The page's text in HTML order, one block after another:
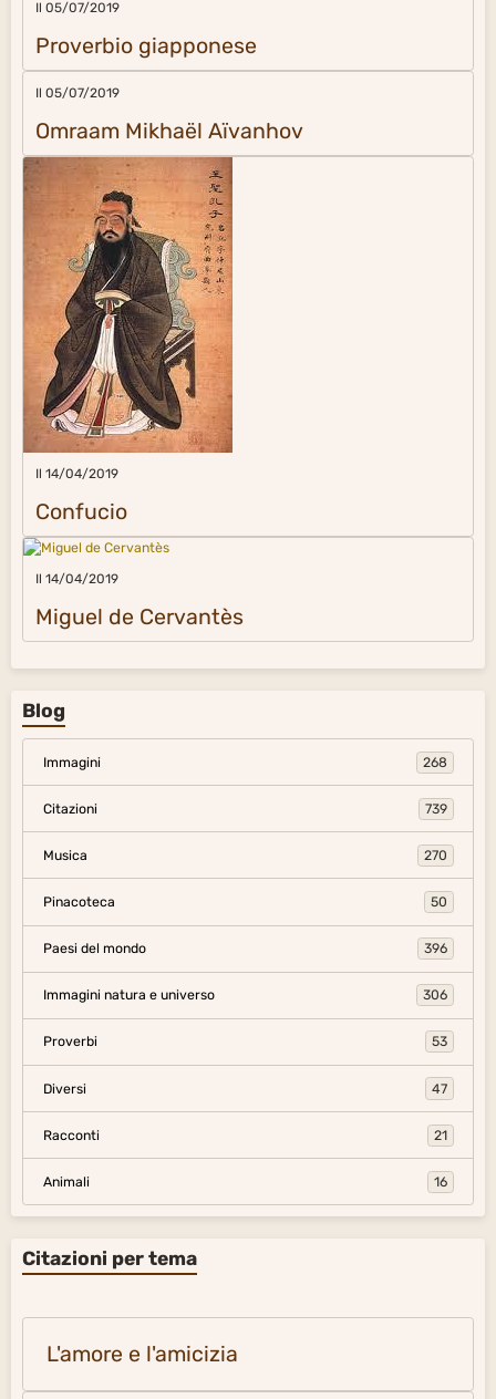
Il 05/07/2019
Proverbio giapponese
Il 05/07/2019
Omraam Mikhaël Aïvanhov
Il 14/04/2019
Confucio
Il 14/04/2019
Miguel de Cervantès
Blog
Immagini 268
Citazioni 739
Musica 270
Pinacoteca 50
Paesi del mondo 396
Immagini natura e universo 306
Proverbi 53
Diversi 47
Racconti 21
Animali 16
Citazioni per tema
L'amore e l'amicizia